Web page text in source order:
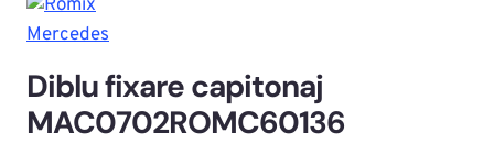
Mercedes
Diblu fixare capitonaj
MAC0702ROMC60136